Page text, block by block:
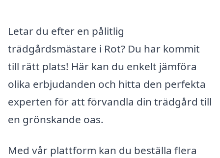
Letar du efter en pålitlig
trädgårdsmästare i Rot? Du har kommit
till rätt plats! Här kan du enkelt jämföra
olika erbjudanden och hitta den perfekta
experten för att förvandla din trädgård till
en grönskande oas.
Med vår plattform kan du beställa flera